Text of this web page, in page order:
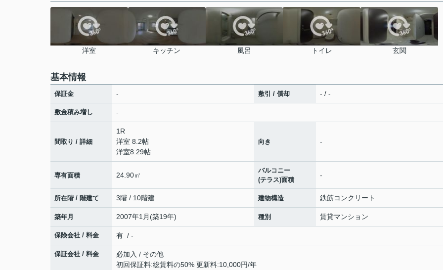
洋室 キッチン 風呂 トイレ 玄関
基本情報
保証金 - 敷引 / 償却 - / -
敷金積み増し -
間取り / 詳細
1R
洋室 8.2帖
洋室8.29帖
向き -
専有面積 24.90㎡
バルコニー
(テラス)面積
-
所在階 / 階建て 3階 / 10階建 建物構造 鉄筋コンクリート
築年月 2007年1月(築19年) 種別 賃貸マンション
保険会社 / 料金 有 / -
保証会社 / 料金
必加入 / その他
初回保証料:総賃料の50% 更新料:10,000円/年